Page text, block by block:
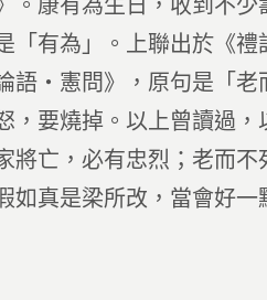
。康有為生日，收到不
「有為」。上聯出於《
語‧憲問》，原句是「
，要燒掉。以上曾讀過
將亡，必有忠烈；老而
如真是梁所改，當會好一